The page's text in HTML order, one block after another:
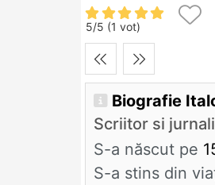
5/5 (1 vot)
Biografie
Scriitor si
S-a născut pe
S-a stins din